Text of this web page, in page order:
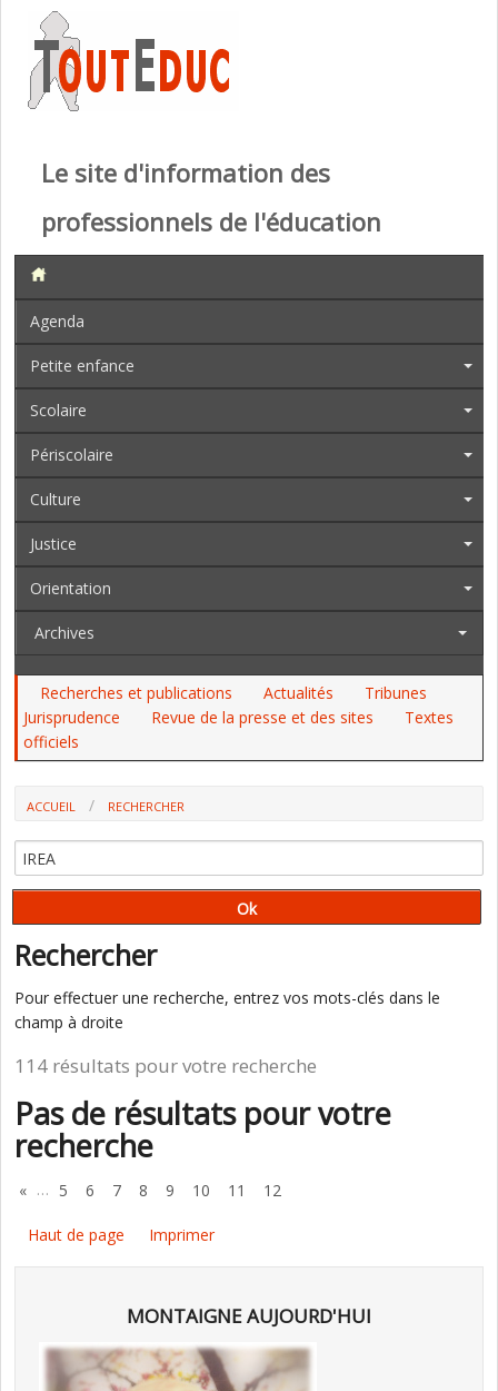
Le site d'information des
professionnels de l'éducation
Agenda
Petite enfance
Scolaire
Périscolaire
Culture
Justice
Orientation
Archives
Recherches et publications Actualités
Tribunes
Jurisprudence
Revue de la presse et des sites
Textes
officiels
ACCUEIL RECHERCHER
Rechercher
Pour effectuer une recherche, entrez vos mots-clés dans le
champ à droite
114 résultats pour votre recherche
Pas de résultats pour votre
recherche
« … 5 6 7 8 9 10 11 12
Haut de page Imprimer
MONTAIGNE AUJOURD'HUI